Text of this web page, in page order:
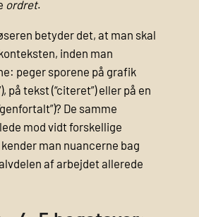
ordret.
betyder det, at man skal
inden man
peger sporene på grafik
på tekst (“citeret”) eller på en
De samme
mod vidt forskellige
man nuancerne bag
af arbejdet allerede